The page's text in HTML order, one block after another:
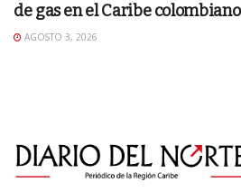
de gas en el Caribe colombiano
AGOSTO 3, 2026